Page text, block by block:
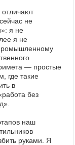
не
я не
я не
— простые
где такие
в
без
наш
руками. Я